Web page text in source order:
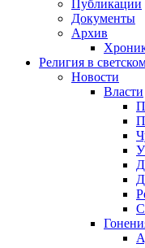
Публикации
Документы
Архив
Религия в
Новости
Власти